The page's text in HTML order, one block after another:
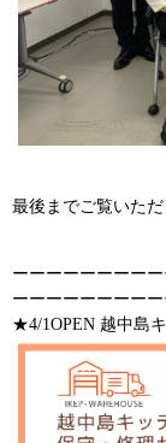
最後までご覧いた
ーーーーーーーー
ーーーーーーーー
★4/1OPEN 越中島